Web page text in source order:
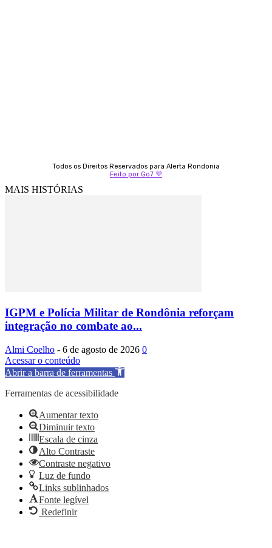
Todos os Direitos Reservados para Alerta Rondonia
Feito por Go7 💜
MAIS HISTÓRIAS
IGPM e Polícia Militar de Rondônia reforçam
integração no combate ao...
Almi Coelho - 6 de agosto de 2026 0
Acessar o conteúdo
Abrir a barra de ferramentas
Ferramentas de acessibilidade
Aumentar texto
Diminuir texto
Escala de cinza
Alto Contraste
Contraste negativo
Luz de fundo
Links sublinhados
Fonte legível
Redefinir